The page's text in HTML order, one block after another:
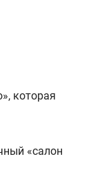
которая
«салон